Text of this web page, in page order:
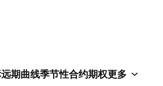
远期曲线季节性合约期权更多